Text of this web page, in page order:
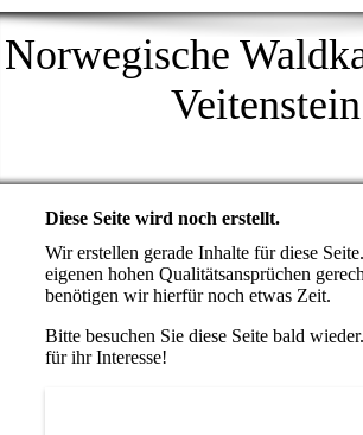
Norwegische
Veitenstein
Diese Seite wird noch erstellt.
Wir erstellen gerade Inhalte für diese
eigenen hohen Qualitätsansprüchen
benötigen wir hierfür noch etwas Zeit.
Bitte besuchen Sie diese Seite bald
für ihr Interesse!